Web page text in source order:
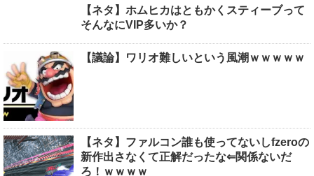
【ネタ】ホムヒカはともかくスティーブって
そんなにVIP多いか？
【議論】ワリオ難しいという風潮ｗｗｗｗｗ
【ネタ】ファルコン誰も使ってないしfzeroの
新作出さなくて正解だったな⇐関係ないだ
ろ！ｗｗｗｗ